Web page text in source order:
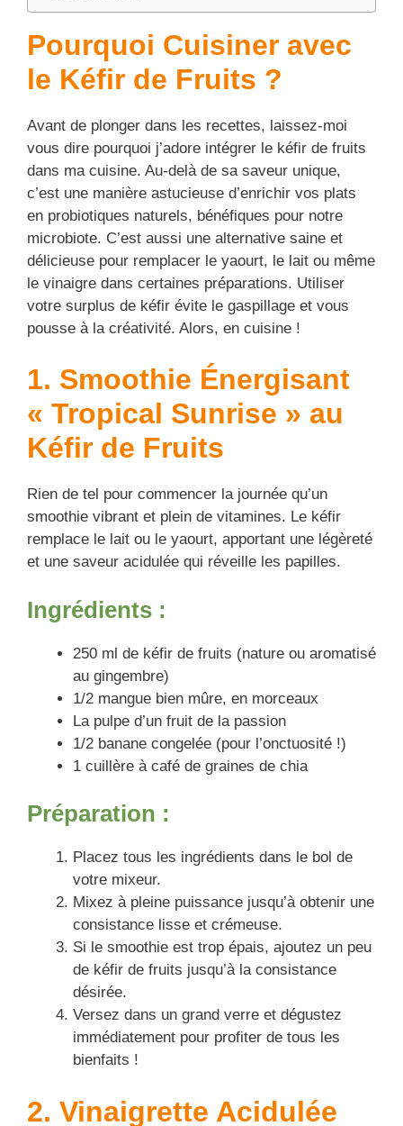
Pourquoi Cuisiner avec
le Kéfir de Fruits ?
Avant de plonger dans les recettes, laissez-moi
vous dire pourquoi j’adore intégrer le kéfir de fruits
dans ma cuisine. Au-delà de sa saveur unique,
c’est une manière astucieuse d’enrichir vos plats
en probiotiques naturels, bénéfiques pour notre
microbiote. C’est aussi une alternative saine et
délicieuse pour remplacer le yaourt, le lait ou même
le vinaigre dans certaines préparations. Utiliser
votre surplus de kéfir évite le gaspillage et vous
pousse à la créativité. Alors, en cuisine !
1. Smoothie Énergisant
« Tropical Sunrise » au
Kéfir de Fruits
Rien de tel pour commencer la journée qu’un
smoothie vibrant et plein de vitamines. Le kéfir
remplace le lait ou le yaourt, apportant une légèreté
et une saveur acidulée qui réveille les papilles.
Ingrédients :
250 ml de kéfir de fruits (nature ou aromatisé
au gingembre)
1/2 mangue bien mûre, en morceaux
La pulpe d’un fruit de la passion
1/2 banane congelée (pour l’onctuosité !)
1 cuillère à café de graines de chia
Préparation :
Placez tous les ingrédients dans le bol de
votre mixeur.
Mixez à pleine puissance jusqu’à obtenir une
consistance lisse et crémeuse.
Si le smoothie est trop épais, ajoutez un peu
de kéfir de fruits jusqu’à la consistance
désirée.
Versez dans un grand verre et dégustez
immédiatement pour profiter de tous les
bienfaits !
2. Vinaigrette Acidulée